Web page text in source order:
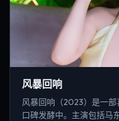
风暴回响
风暴回响（2023）是一部
口碑发酵中。主演包括马